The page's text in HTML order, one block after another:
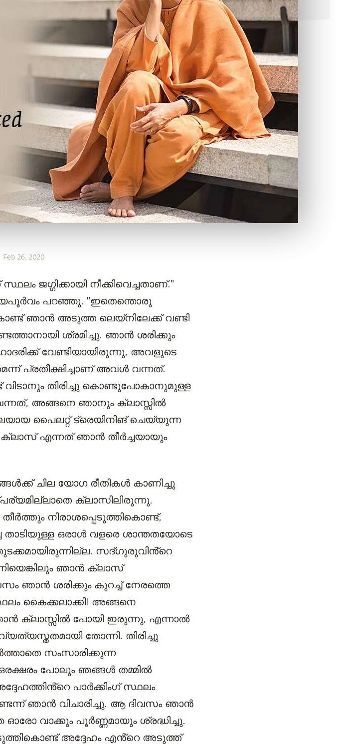
Feb 26, 2020
ജഗ്ഗിക്കായി നീക്കിവെച്ചതാണ്."
പറഞ്ഞു. "ഇതെന്തൊരു
ഞാൻ അടുത്ത ലെയ്‌നിലേക്ക് വണ്ടി
ശ്രമിച്ചു. ഞാൻ ശരിക്കും
വേണ്ടിയായിരുന്നു, അവളുടെ
പ്രതീക്ഷിച്ചാണ് അവൾ വന്നത്.
തിരിച്ചു കൊണ്ടുപോകാനുമുള്ള
അങ്ങനെ ഞാനും ക്ലാസ്സിൽ
പൈലറ്റ് ട്രെയിനിങ് ചെയ്യുന്ന
എന്നത് ഞാൻ തീർച്ചയായും
ചില യോഗ രീതികൾ കാണിച്ചു
ക്ലാസിലിരുന്നു.
നിരാശപ്പെടുത്തികൊണ്ട്,
ഒരാൾ വളരെ ശാന്തതയോടെ
സദ്ഗുരുവിൻ്റെ
ഞാൻ ക്ലാസ്
ഞാൻ ശരിക്കും കുറച്ച് നേരത്തെ
കൈക്കലാക്കി! അങ്ങനെ
ക്ലാസ്സിൽ പോയി ഇരുന്നു, എന്നാൽ
തോന്നി. തിരിച്ചു
സംസാരിക്കുന്ന
പോലും ഞങ്ങൾ തമ്മിൽ
പാർക്കിംഗ് സ്ഥലം
ഞാൻ വിചാരിച്ചു. ആ ദിവസം ഞാൻ
വാക്കും പൂർണ്ണമായും ശ്രദ്ധിച്ചു.
അദ്ദേഹം എൻ്റെ അടുത്ത്